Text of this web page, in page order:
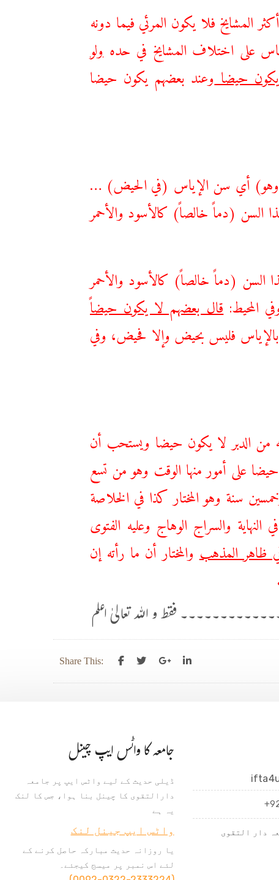
المشايخ فلا يكون المرئي فيما دونه
على اختلاف المشايخ في حدهولو
حيضاوعند بعضهم يكون حيضا
أي سن الإياس (في الحيض) …
(دماً خالصاً) كالأسود والأحمر
(دماً خالصاً) كالأسود والأحمر
المحيط:قال بعضهم لا يكون حيضاً
فليس بحيض وإلا فحيض، وفي
من الدبر لا يكون حيضا ويستحب أن
على أمور منها الوقت وهو من تسع
سنة وهو المختار كذا في الخلاصة
والسراج الوهاج وعليه الفتوى
ظاهر المذهبوالمختار أن ما رأته إن
فقط و اللہ تعالیٰ اعلم
Share This:
دار التقوی
جامعہ کا واٹس ایپ چینل
ڈیلی حدیث کے لیے واٹس ایپ پر جامعہ
دارالتقوی کا چینل بنا ہوا، جس کا لنک
یہ ہے
واٹس ایپ جینل لنک
یا روزانہ حدیث مبارکہ حاصل کرنے کے
لئے اس نمبر پر میسج کیجئے۔